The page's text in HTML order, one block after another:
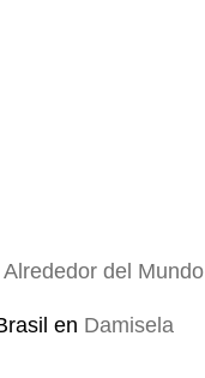
Alrededor del Mundo
en Damisela